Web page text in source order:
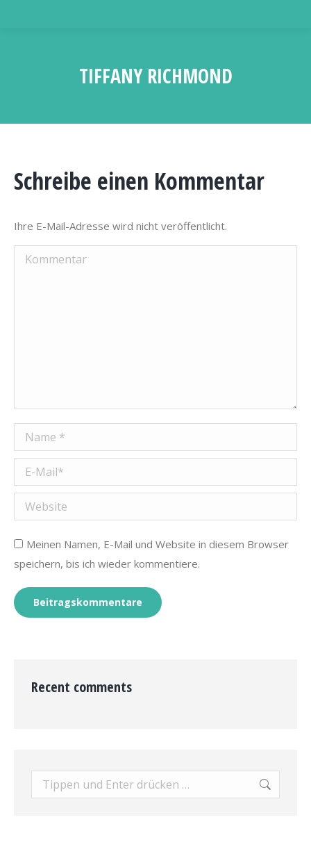
TIFFANY RICHMOND
Schreibe einen Kommentar
Ihre E-Mail-Adresse wird nicht veröffentlicht.
Kommentar
Name *
E-Mail *
Website
Meinen Namen, E-Mail und Website in diesem Browser
speichern, bis ich wieder kommentiere.
Beitragskommentare
Recent comments
Search: